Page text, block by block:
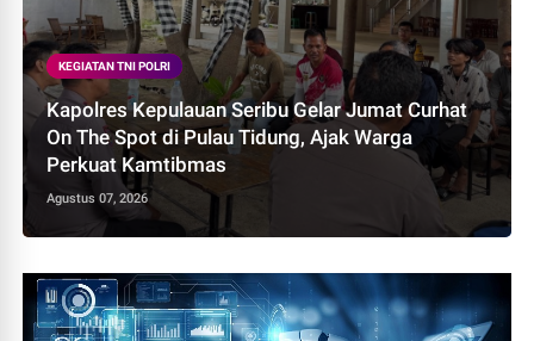
KEGIATAN TNI POLRI
Kapolres Kepulauan Seribu Gelar Jumat Curhat
On The Spot di Pulau Tidung, Ajak Warga
Perkuat Kamtibmas
Agustus 07, 2026